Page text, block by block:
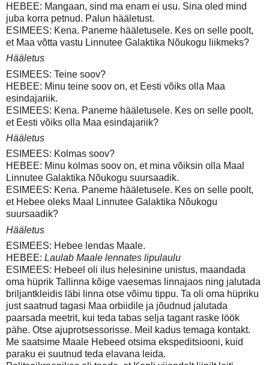
HEBEE: Mangaan, sind ma enam ei usu. Sina oled mind
juba korra petnud. Palun hääletust.
ESIMEES: Kena. Paneme hääletusele. Kes on selle poolt,
et Maa võtta vastu Linnutee Galaktika Nõukogu liikmeks?
Hääletus
ESIMEES: Teine soov?
HEBEE: Minu teine soov on, et Eesti võiks olla Maa
esindajariik.
ESIMEES: Kena. Paneme hääletusele. Kes on selle poolt,
et Eesti võiks olla Maa esindajariik?
Hääletus
ESIMEES: Kolmas soov?
HEBEE: Minu kolmas soov on, et mina võiksin olla Maal
Linnutee Galaktika Nõukogu suursaadik.
ESIMEES: Kena. Paneme hääletusele. Kes on selle poolt,
et Hebee oleks Maal Linnutee Galaktika Nõukogu
suursaadik?
Hääletus
ESIMEES: Hebee lendas Maale.
HEBEE: Laulab Maale lennates lipulaulu
ESIMEES: Hebeel oli ilus helesinine unistus, maandada
oma hüprik Tallinna kõige vaesemas linnajaos ning jalutada
briljantkleidis läbi linna otse võimu tippu. Ta oli oma hüpriku
just saatnud tagasi Maa orbiidile ja jõudnud jalutada
paarsada meetrit, kui teda tabas selja tagant raske löök
pähe. Otse ajuprotsessorisse. Meil kadus temaga kontakt.
Me saatsime Maale Hebeed otsima ekspeditsiooni, kuid
paraku ei suutnud teda elavana leida.